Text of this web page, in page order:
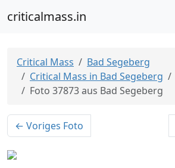
criticalmass.in
Critical Mass
Bad Segeberg
Critical Mass in Bad Segeberg
Foto 37873 aus Bad Segeberg
← Voriges Foto